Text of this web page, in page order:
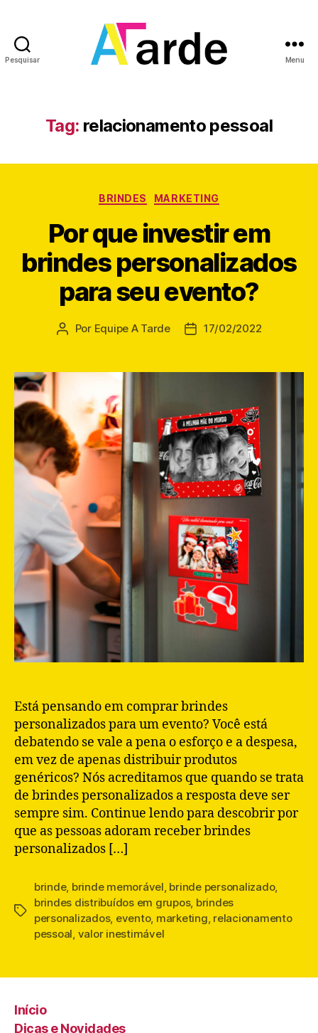
Pesquisar Menu
Tag: relacionamento pessoal
Categorias
BRINDES MARKETING
Por que investir em
brindes personalizados
para seu evento?
Autor
Por Equipe A Tarde
Data17/02/2022
Está pensando em comprar brindes
personalizados para um evento? Você está
debatendo se vale a pena o esforço e a despesa,
em vez de apenas distribuir produtos
genéricos? Nós acreditamos que quando se trata
de brindes personalizados a resposta deve ser
sempre sim. Continue lendo para descobrir por
que as pessoas adoram receber brindes
personalizados […]
Tags
brinde, brinde memorável, brinde personalizado,
brindes distribuídos em grupos, brindes
personalizados, evento, marketing, relacionamento
pessoal, valor inestimável
Início
Dicas e Novidades